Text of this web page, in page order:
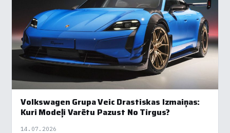
Volkswagen Grupa Veic Drastiskas Izmaiņas:
Kuri Modeļi Varētu Pazust No Tirgus?
14.07.2026